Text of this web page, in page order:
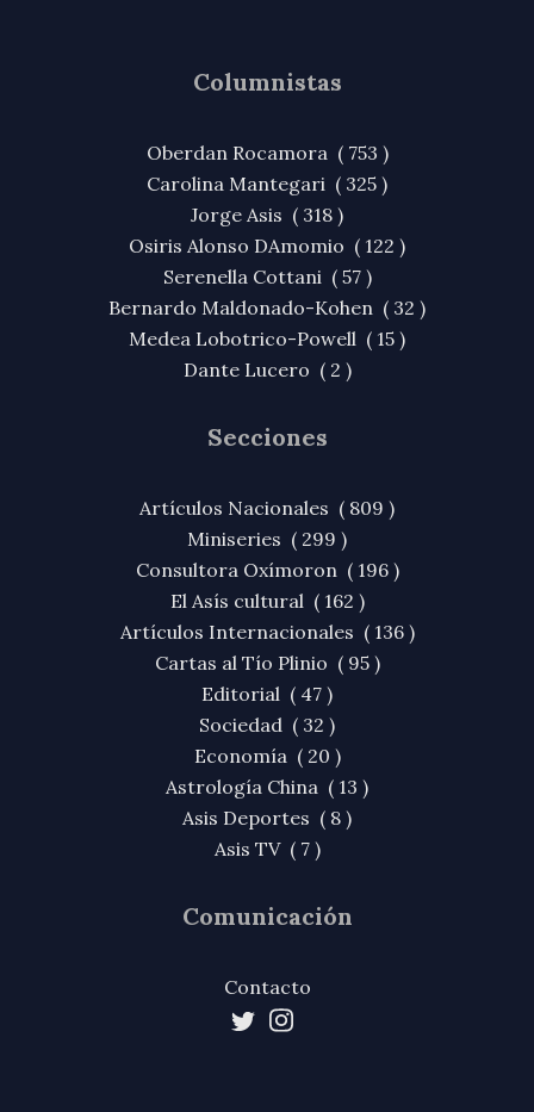
Columnistas
Oberdan Rocamora ( 753 )
Carolina Mantegari ( 325 )
Jorge Asis ( 318 )
Osiris Alonso DAmomio ( 122 )
Serenella Cottani ( 57 )
Bernardo Maldonado-Kohen ( 32 )
Medea Lobotrico-Powell ( 15 )
Dante Lucero ( 2 )
Secciones
Artículos Nacionales ( 809 )
Miniseries ( 299 )
Consultora Oxímoron ( 196 )
El Asís cultural ( 162 )
Artículos Internacionales ( 136 )
Cartas al Tío Plinio ( 95 )
Editorial ( 47 )
Sociedad ( 32 )
Economía ( 20 )
Astrología China ( 13 )
Asis Deportes ( 8 )
Asis TV ( 7 )
Comunicación
Contacto